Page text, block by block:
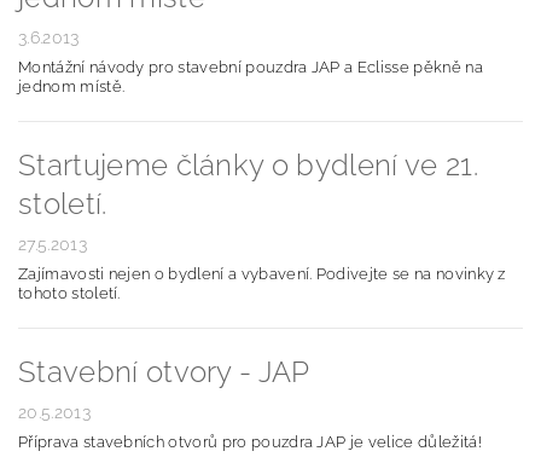
3.6.2013
Montážní návody pro stavební pouzdra JAP a Eclisse pěkně na
jednom místě.
Startujeme články o bydlení ve 21.
století.
27.5.2013
Zajímavosti nejen o bydlení a vybavení. Podivejte se na novinky z
tohoto století.
Stavební otvory - JAP
20.5.2013
Příprava stavebních otvorů pro pouzdra JAP je velice důležitá!